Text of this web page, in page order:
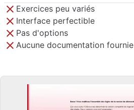
Exercices peu variés
Interface perfectible
Pas d'options
Aucune documentation fournie